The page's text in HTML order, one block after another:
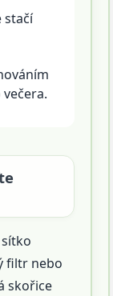
stačí
filtr nebo
skořice